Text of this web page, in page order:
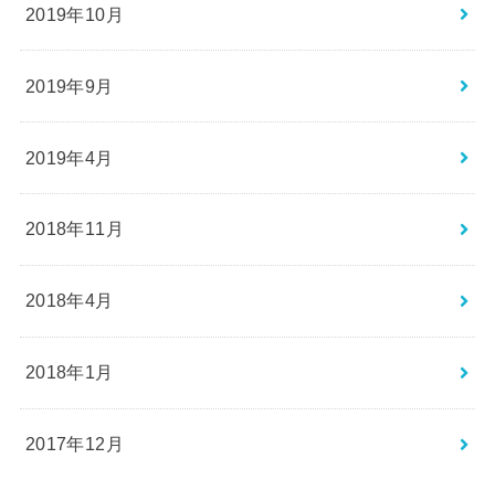
2019年10月
2019年9月
2019年4月
2018年11月
2018年4月
2018年1月
2017年12月